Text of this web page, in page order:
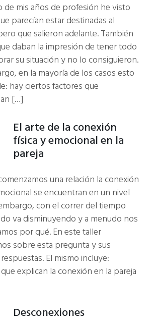
de mis años de profesión he visto
parecían estar destinadas al
que salieron adelante. También
daban la impresión de tener todo
su situación y no lo consiguieron.
en la mayoría de los casos esto
hay ciertos factores que
[…]
El arte de la conexión
física y emocional en la
pareja
una relación la conexión
se encuentran en un nivel
con el correr del tiempo
va disminuyendo y a menudo nos
por qué. En este taller
sobre esta pregunta y sus
El mismo incluye:
explican la conexión en la pareja
Desconexiones